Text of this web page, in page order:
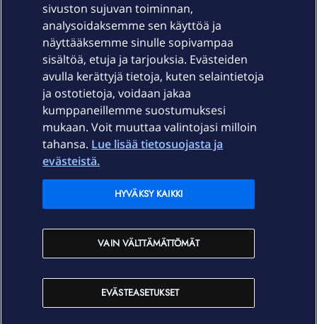
Laitteet & liittymät
Palvelut
Ajankohtaista
Elisa Oyj
In English
sivuston sujuvan toiminnan,
analysoidaksemme sen käyttöä ja
näyttääksemme sinulle sopivampaa
sisältöä, etuja ja tarjouksia. Evästeiden
avulla kerättyjä tietoja, kuten selaintietoja
ja ostotietoja, voidaan jakaa
kumppaneillemme suostumuksesi
mukaan. Voit muuttaa valintojasi milloin
tahansa. Lue lisää tietosuojasta ja
evästeistä.
EVÄSTEASETUKSET
VAIN VÄLTTÄMÄTTÖMÄT
HYVÄKSY KAIKKI